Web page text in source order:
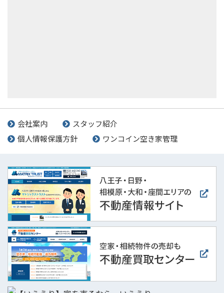
会社案内
スタッフ紹介
個人情報保護方針
ワンコイン空き家管理